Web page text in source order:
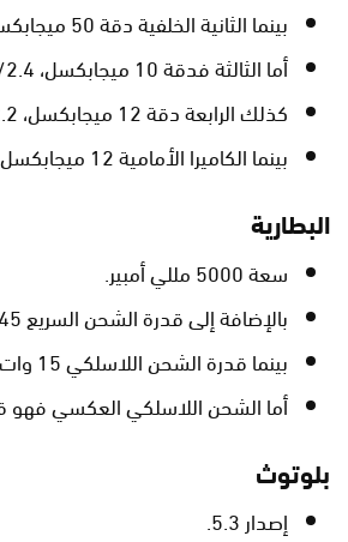
بينما الثانية الخلفية دقة 50 ميجابكسل.
أما الثالثة فدقة 10 ميجابكسل، F/2.4
كذلك الرابعة دقة 12 ميجابكسل، F/2.2، مع flash led.
بينما الكاميرا الأمامية 12 ميجابكسل، F/2.2.
البطارية
سعة 5000 مللي أمبير.
بالإضافة إلى قدرة الشحن السريع 45 وات.
بينما قدرة الشحن اللاسلكي 15 وات.
أما الشحن اللاسلكي العكسي فهو قدرة
بلوتوث
إصدار 5.3.